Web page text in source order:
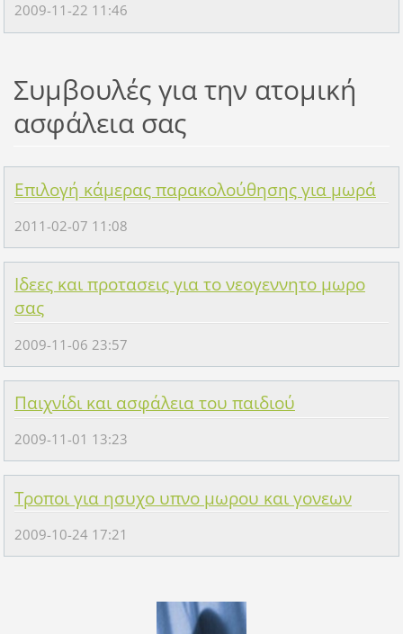
2009-11-22 11:46
Συμβουλές για την ατομική
ασφάλεια σας
Επιλογή κάμερας παρακολούθησης για μωρά
2011-02-07 11:08
Ιδεες και προτασεις για το νεογεννητο μωρο
σας
2009-11-06 23:57
Παιχνίδι και ασφάλεια του παιδιού
2009-11-01 13:23
Τροποι για ησυχο υπνο μωρου και γονεων
2009-10-24 17:21